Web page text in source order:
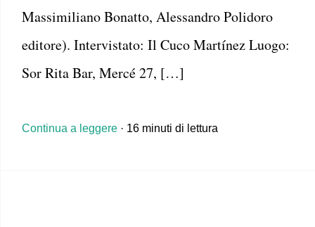
Massimiliano Bonatto, Alessandro Polidoro
editore). Intervistato: Il Cuco Martínez Luogo:
Sor Rita Bar, Mercé 27, […]
Continua a leggere · 16 minuti di lettura